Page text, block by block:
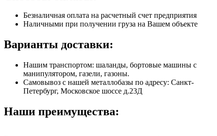
Безналичная оплата на расчетный счет предприятия
Наличными при получении груза на Вашем объекте
Варианты доставки:
Нашим транспортом: шаланды, бортовые машины с
манипулятором, газели, газоны.
Самовывоз с нашей металлобазы по адресу: Санкт-
Петербург, Московское шоссе д.23Д
Наши преимущества: